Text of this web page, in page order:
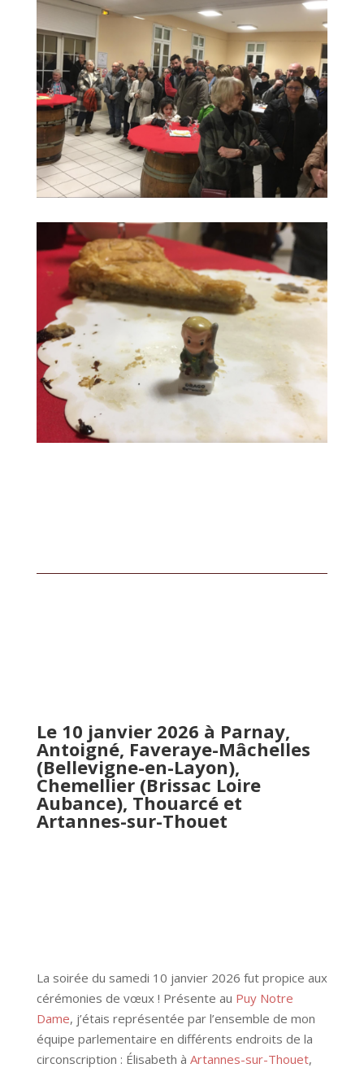
Le 10 janvier 2026 à Parnay,
Antoigné, Faveraye-Mâchelles
(Bellevigne-en-Layon),
Chemellier (Brissac Loire
Aubance), Thouarcé et
Artannes-sur-Thouet
La soirée du samedi 10 janvier 2026 fut propice aux
cérémonies de vœux ! Présente au Puy Notre
Dame, j’étais représentée par l’ensemble de mon
équipe parlementaire en différents endroits de la
circonscription : Élisabeth à Artannes-sur-Thouet,